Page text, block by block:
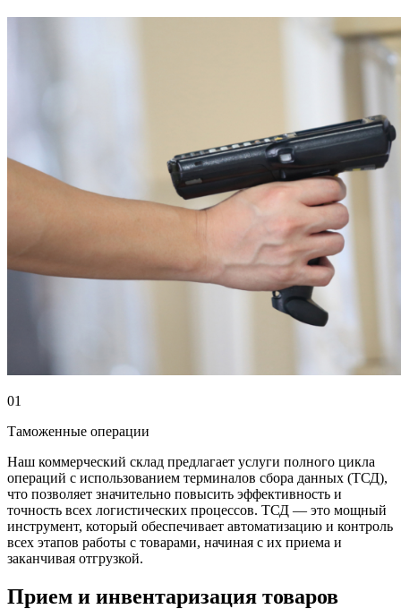
01
Таможенные операции
Наш коммерческий склад предлагает услуги полного цикла
операций с использованием терминалов сбора данных (ТСД),
что позволяет значительно повысить эффективность и
точность всех логистических процессов. ТСД — это мощный
инструмент, который обеспечивает автоматизацию и контроль
всех этапов работы с товарами, начиная с их приема и
заканчивая отгрузкой.
Прием и инвентаризация товаров